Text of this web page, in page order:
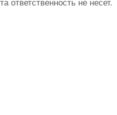
не несет.